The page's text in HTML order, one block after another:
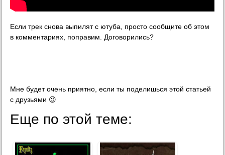
Если трек снова выпилят с ютуба, просто сообщите об этом
в комментариях, поправим. Договорились?
Мне будет очень приятно, если ты поделишься этой статьей
с друзьями 😉
Еще по этой теме: